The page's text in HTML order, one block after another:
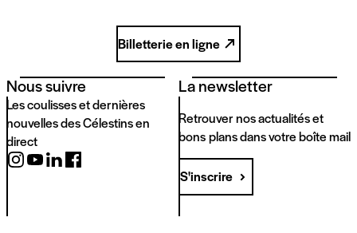
Billetterie en ligne
Nous suivre
Les coulisses et dernières
nouvelles des Célestins en
direct
La newsletter
Retrouver nos actualités et
bons plans dans votre boîte mail
S'inscrire